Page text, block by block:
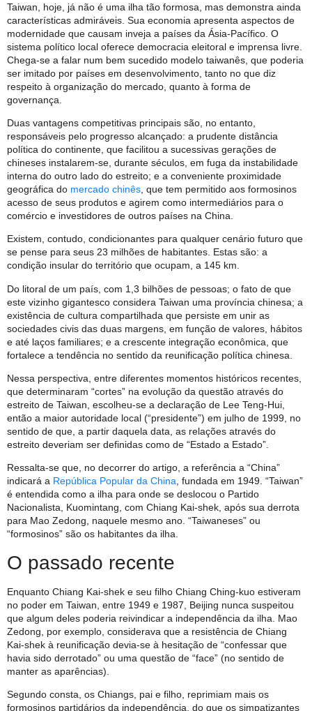
Taiwan, hoje, já não é uma ilha tão formosa, mas demonstra ainda
características admiráveis. Sua economia apresenta aspectos de
modernidade que causam inveja a países da Ásia-Pacífico. O
sistema político local oferece democracia eleitoral e imprensa livre.
Chega-se a falar num bem sucedido modelo taiwanês, que poderia
ser imitado por países em desenvolvimento, tanto no que diz
respeito à organização do mercado, quanto à forma de
governança.
Duas vantagens competitivas principais são, no entanto,
responsáveis pelo progresso alcançado: a prudente distância
política do continente, que facilitou a sucessivas gerações de
chineses instalarem-se, durante séculos, em fuga da instabilidade
interna do outro lado do estreito; e a conveniente proximidade
geográfica do mercado chinês , que tem permitido aos formosinos
acesso de seus produtos e agirem como intermediários para o
comércio e investidores de outros países na China.
Existem, contudo, condicionantes para qualquer cenário futuro que
se pense para seus 23 milhões de habitantes. Estas são: a
condição insular do território que ocupam, a 145 km.
Do litoral de um país, com 1,3 bilhões de pessoas; o fato de que
este vizinho gigantesco considera Taiwan uma província chinesa; a
existência de cultura compartilhada que persiste em unir as
sociedades civis das duas margens, em função de valores, hábitos
e até laços familiares; e a crescente integração econômica, que
fortalece a tendência no sentido da reunificação política chinesa.
Nessa perspectiva, entre diferentes momentos históricos recentes,
que determinaram “cortes” na evolução da questão através do
estreito de Taiwan, escolheu-se a declaração de Lee Teng-Hui,
então a maior autoridade local (“presidente”) em julho de 1999, no
sentido de que, a partir daquela data, as relações através do
estreito deveriam ser definidas como de “Estado a Estado”.
Ressalta-se que, no decorrer do artigo, a referência a “China”
indicará a República Popular da China, fundada em 1949. “Taiwan”
é entendida como a ilha para onde se deslocou o Partido
Nacionalista, Kuomintang, com Chiang Kai-shek, após sua derrota
para Mao Zedong, naquele mesmo ano. “Taiwaneses” ou
“formosinos” são os habitantes da ilha.
O passado recente
Enquanto Chiang Kai-shek e seu filho Chiang Ching-kuo estiveram
no poder em Taiwan, entre 1949 e 1987, Beijing nunca suspeitou
que algum deles poderia reivindicar a independência da ilha. Mao
Zedong, por exemplo, considerava que a resistência de Chiang
Kai-shek à reunificação devia-se à hesitação de “confessar que
havia sido derrotado” ou uma questão de “face” (no sentido de
manter as aparências).
Segundo consta, os Chiangs, pai e filho, reprimiam mais os
formosinos partidários da independência, do que os simpatizantes